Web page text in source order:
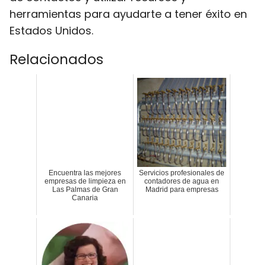
herramientas para ayudarte a tener éxito en
Estados Unidos.
Relacionados
Encuentra las mejores
empresas de limpieza en
Las Palmas de Gran
Canaria
Servicios profesionales de
contadores de agua en
Madrid para empresas